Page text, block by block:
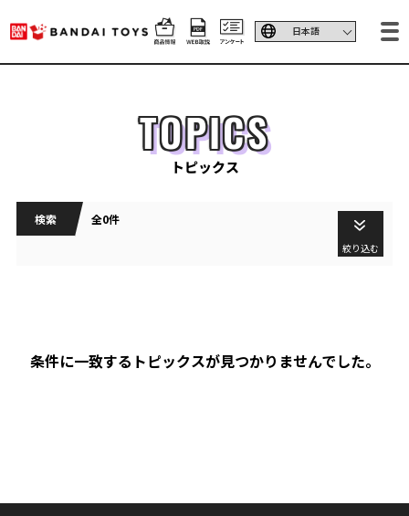
TOPICS
トピックス
検索 全0件
絞り込む
条件に一致するトピックスが見つかりませんでした。